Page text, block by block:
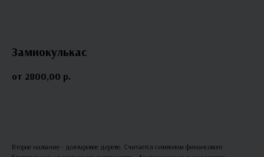
Замиокулькас
2800,00 р.
Второе название - долларовое дерево. Считается символом финансового